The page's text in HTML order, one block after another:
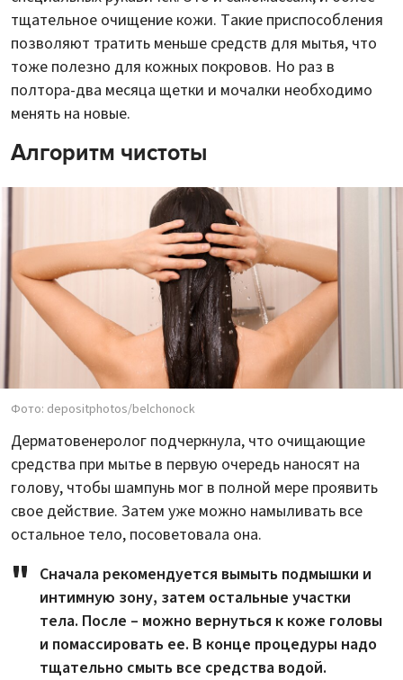
тщательное очищение кожи. Такие приспособления
позволяют тратить меньше средств для мытья, что
тоже полезно для кожных покровов. Но раз в
полтора-два месяца щетки и мочалки необходимо
менять на новые.
Алгоритм чистоты
Фото: depositphotos/belchonock
Дерматовенеролог подчеркнула, что очищающие
средства при мытье в первую очередь наносят на
голову, чтобы шампунь мог в полной мере проявить
свое действие. Затем уже можно намыливать все
остальное тело, посоветовала она.
Сначала рекомендуется вымыть подмышки и
интимную зону, затем остальные участки
тела. После – можно вернуться к коже головы
и помассировать ее. В конце процедуры надо
тщательно смыть все средства водой.